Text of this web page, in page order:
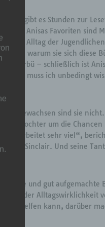
gibt es Stunden zur
Anisas Favoriten sind
im Alltag der
warum sie sich diese
Bullerbü – schließlich ist
dann muss ich unbedingt
aufgewachsen sind sie
Tochter um die Chancen
er arbeitet sehr viel“,
John Sinclair. Und seine
und gut aufgemachte
mit der Alltagswirklichkeit
helfen kann, darüber